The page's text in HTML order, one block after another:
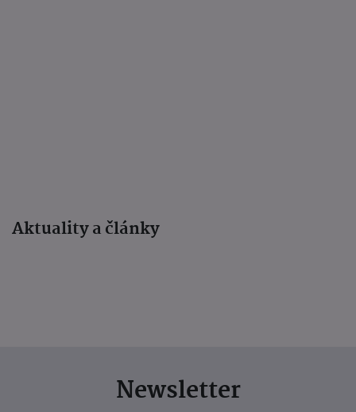
Aktuality a články
Newsletter